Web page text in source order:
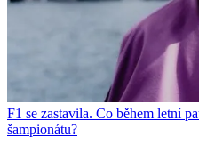
F1 se zastavila. Co během letní
šampionátu?